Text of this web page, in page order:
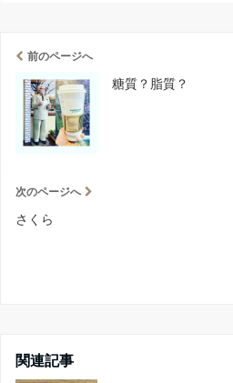
前のページへ
糖質？脂質？
次のページへ
さくら
関連記事